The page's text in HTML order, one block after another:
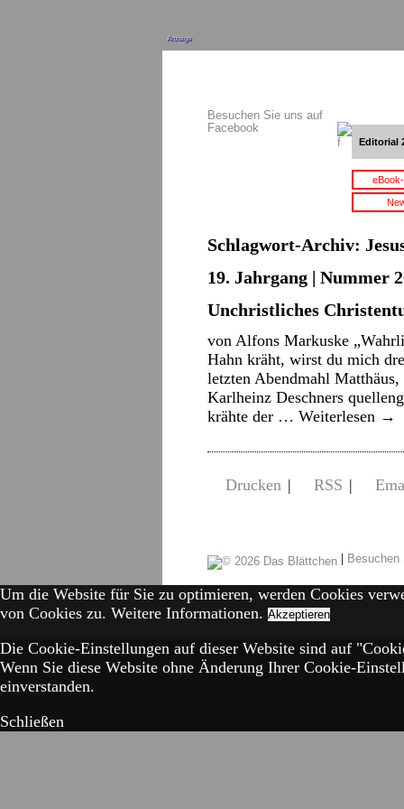
Anzeige
Besuchen Sie uns auf
Facebook
Editorial
Schlagwort-Archiv:
19. Jahrgang | Nummer
Unchristliches
von Alfons Markuske
Hahn kräht, wirst du mich
letzten Abendmahl
Karlheinz Deschners
krähte der … Weiterlesen →
Drucken | RSS |
|
Um die Website für Sie zu optimieren, werden Cookies
von Cookies zu. Weitere Informationen. Akzeptieren
Die Cookie-Einstellungen auf dieser Website sind auf
Wenn Sie diese Website ohne Änderung Ihrer Cookie-
einverstanden.
Schließen